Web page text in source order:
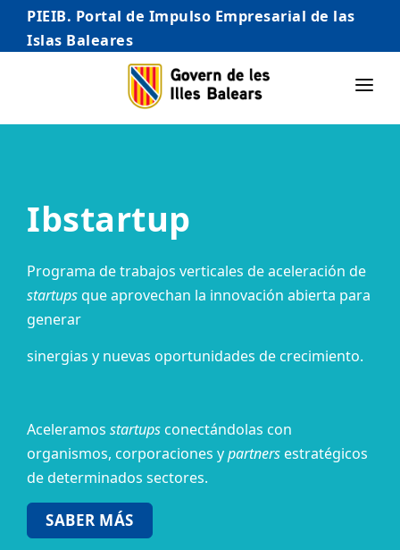
PIEIB. Portal de Impulso Empresarial de las
Islas Baleares
INICIO
AUTÓNOMO/AUTÓNOMA
COMERCIO
INTERNACIONALIZACIÓN
STARTUPS AVANZADAS
ES
CAT
Ibstartup
Programa de trabajos verticales de aceleración de
startups que aprovechan la innovación abierta para
generar
sinergias y nuevas oportunidades de crecimiento.
Aceleramos startups conectándolas con
organismos, corporaciones ypartners estratégicos
de determinados sectores.
SABER MÁS